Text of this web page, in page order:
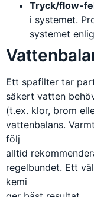
Tryck/flow-
i systemet.
systemet
Ett spafilter tar
säkert vatten
(t.ex. klor, brom
vattenbalans.
följ
alltid
regelbundet. Ett
kemi